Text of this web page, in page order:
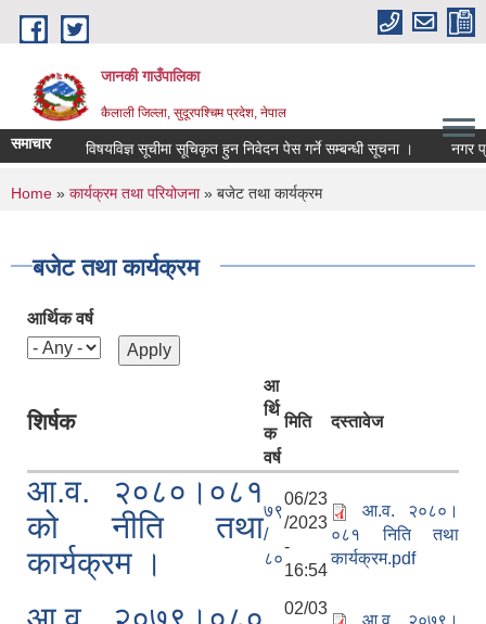
Skip to main content
जानकी गाउँपालिका
कैलाली जिल्ला, सुदूरपश्चिम प्रदेश, नेपाल
समाचार विषयविज्ञ सूचीमा सूचिकृत हुन निवेदन पेस गर्ने सम्बन्धी सूचना । नगर
You are here
Home » कार्यक्रम तथा परियोजना» बजेट तथा कार्यक्रम
बजेट तथा कार्यक्रम
आर्थिक वर्ष
शिर्षक
आ
र्थि
क
वर्ष
मिति दस्तावेज
आ.व. २०८०।०८१
को नीति तथा
कार्यक्रम ।
७९
/
८०
06/23
/2023
-
16:54
आ.व. २०८०।
०८१ निति तथा
कार्यक्रम.pdf
02/03
आ.व. २०७९।